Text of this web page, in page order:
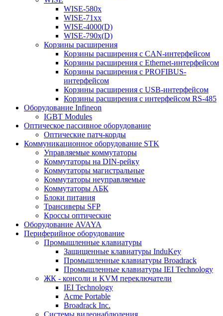
WISE-580x
WISE-71xx
WISE-4000(D)
WISE-790x(D)
Корзины расширения
Корзины расширения с CAN-интерфейсом
Корзины расширения с Ethernet-интерфейсом
Корзины расширения с PROFIBUS-
интерфейсом
Корзины расширения с USB-интерфейсом
Корзины расширения с интерфейсом RS-485
Оборудование Infineon
IGBT Modules
Оптическое пассивное оборудование
Оптические патч-корды
Коммуникационное оборудование STK
Управляемые коммутаторы
Коммутаторы на DIN-рейку
Коммутаторы магистральные
Коммутаторы неуправляемые
Коммутаторы АБК
Блоки питания
Трансиверы SFP
Кроссы оптические
Оборудование AVAYA
Периферийное оборудование
Промышленные клавиатуры
Защищенные клавиатуры InduKey
Промышленные клавиатуры Broadrack
Промышленные клавиатуры IEI Technology
ЖК - консоли и KVM переключатели
IEI Technology
Acme Portable
Broadrack Inc.
Системы видеонаблюдения